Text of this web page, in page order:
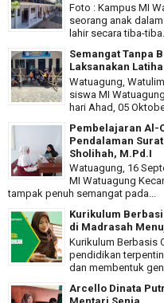
Foto : Kampus MI
seorang anak
lahir secara tiba-
Semangat Tanpa
Laksanakan
Watuagung,
siswa MI
hari Ahad, 05
Pembelajaran Al-
Pendalaman
Sholihah, M.Pd.I
Watuagung, 16
MI Watuagung
tampak penuh semangat pada...
Kurikulum
di Madrasah
Kurikulum Berbasis
pendidikan
dan membentuk
Arcello Dinata